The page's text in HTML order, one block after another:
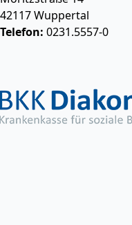
42117Wuppertal
Telefon: 0231.5557-0